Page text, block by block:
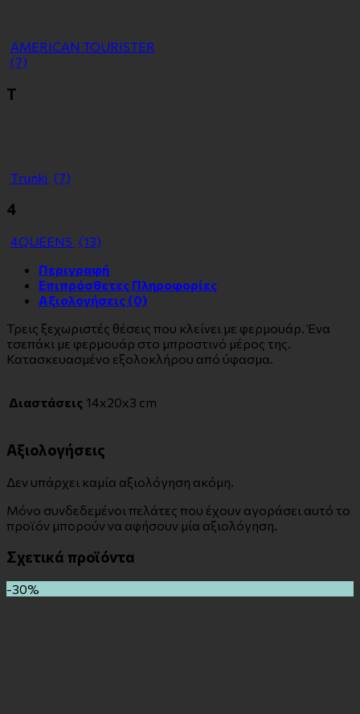
ΑMERICAN TOURISTER
(7)
Τ
Τrunki (7)
4
4QUEENS (13)
Περιγραφή
Επιπρόσθετες Πληροφορίες
Αξιολογήσεις (0)
Τρεις ξεχωριστές θέσεις που κλείνει με φερμουάρ. Ένα
τσεπάκι με φερμουάρ στο μπροστινό μέρος της.
Κατασκευασμένο εξολοκλήρου από ύφασμα.
Διαστάσεις 14x20x3 cm
Αξιολογήσεις
Δεν υπάρχει καμία αξιολόγηση ακόμη.
Μόνο συνδεδεμένοι πελάτες που έχουν αγοράσει αυτό το
προϊόν μπορούν να αφήσουν μία αξιολόγηση.
Σχετικά προϊόντα
-30%